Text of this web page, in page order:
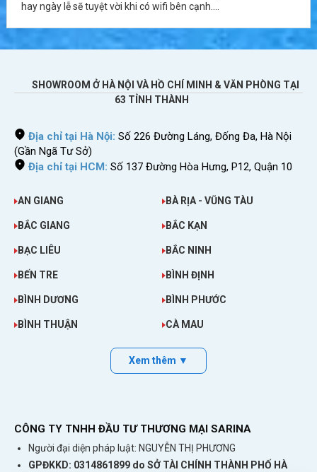
hay ngày lễ sẽ tuyệt vời khi có wifi bên cạnh....
SHOWROOM Ở HÀ NỘI VÀ HỒ CHÍ MINH & VĂN PHÒNG TẠI
63 TỈNH THÀNH
Địa chỉ tại Hà Nội: Số 226 Đường Láng, Đống Đa, Hà Nội
(Gần Ngã Tư Sở)
Địa chỉ tại HCM: Số 137 Đường Hòa Hưng, P12, Quận 10
AN GIANG BÀ RỊA - VŨNG TÀU
BẮC GIANG BẮC KẠN
BẠC LIÊU BẮC NINH
BẾN TRE BÌNH ĐỊNH
BÌNH DƯƠNG BÌNH PHƯỚC
BÌNH THUẬN CÀ MAU
Xem thêm ▼
CÔNG TY TNHH ĐẦU TƯ THƯƠNG MẠI SARINA
Người đại diện pháp luật: NGUYỄN THỊ PHƯƠNG
GPĐKKD: 0314861899 do SỞ TÀI CHÍNH THÀNH PHỐ HÀ